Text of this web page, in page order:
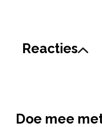
Reacties
Doe mee